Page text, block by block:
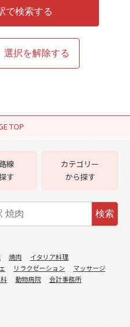
で検索する
選択を解除する
TOP
線
す
カテゴリー
から探す
検索
焼肉
イタリア料理
リラクゼーション
マッサージ
動物病院
会計事務所